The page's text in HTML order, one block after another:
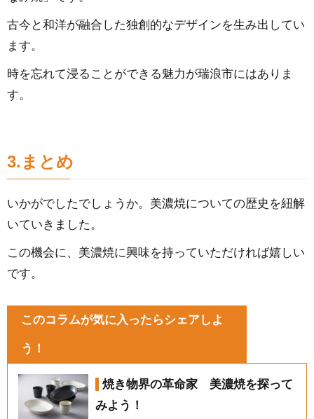
古今と和洋が融合した独創的なデザインを生み出してい
ます。
時を忘れて浸ることができる魅力が瑞浪市にはありま
す。
3.まとめ
いかがでしたでしょうか。美濃焼についての歴史を紐解
いていきました。
この機会に、美濃焼に興味を持っていただければ嬉しい
です。
このコラムが気に入ったらシェアしよ
う！
焼き物界の革命家 美濃焼を探って
みよう！